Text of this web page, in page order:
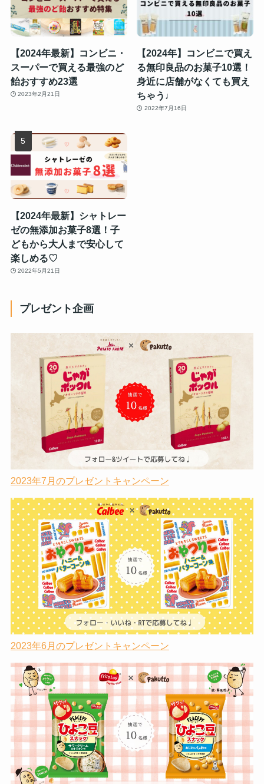
【2024年最新】コンビニ・
スーパーで買える最強のど
飴おすすめ23選
2023年2月21日
【2024年】コンビニで買え
る無印良品のお菓子10選！
身近に店舗がなくても買え
ちゃう♩
2022年7月16日
【2024年最新】シャトレー
ゼの無添加お菓子8選！子
どもから大人まで安心して
楽しめる♡
2022年5月21日
プレゼント企画
2023年7月のプレゼントキャンペーン
2023年6月のプレゼントキャンペーン